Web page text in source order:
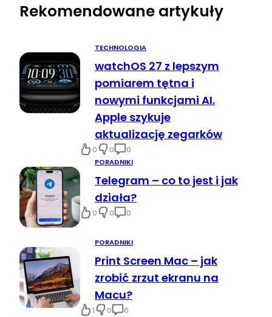
Rekomendowane artykuły
TECHNOLOGIA
watchOS 27 z lepszym
pomiarem tętna i
nowymi funkcjami AI.
Apple szykuje
aktualizację zegarków
0 0
0
PORADNIKI
Telegram – co to jest i jak
działa?
0 0 0
PORADNIKI
Print Screen Mac – jak
zrobić zrzut ekranu na
Macu?
1 0
0